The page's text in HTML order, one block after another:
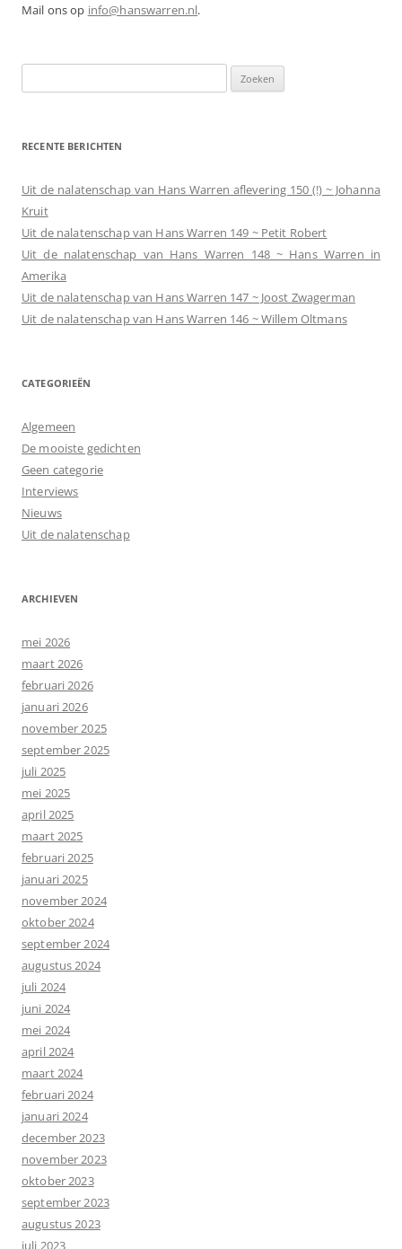
Mail ons op info@hanswarren.nl.
naar:
RECENTE BERICHTEN
Uit de nalatenschap van Hans Warren aflevering 150 (!) ~ Johanna
Kruit
Uit de nalatenschap van Hans Warren 149 ~ Petit Robert
Uit de nalatenschap van Hans Warren 148 ~ Hans Warren in
Amerika
Uit de nalatenschap van Hans Warren 147 ~ Joost Zwagerman
Uit de nalatenschap van Hans Warren 146 ~ Willem Oltmans
CATEGORIEËN
Algemeen
De mooiste gedichten
Geen categorie
Interviews
Nieuws
Uit de nalatenschap
ARCHIEVEN
mei 2026
maart 2026
februari 2026
januari 2026
november 2025
september 2025
juli 2025
mei 2025
april 2025
maart 2025
februari 2025
januari 2025
november 2024
oktober 2024
september 2024
augustus 2024
juli 2024
juni 2024
mei 2024
april 2024
maart 2024
februari 2024
januari 2024
december 2023
november 2023
oktober 2023
september 2023
augustus 2023
juli 2023